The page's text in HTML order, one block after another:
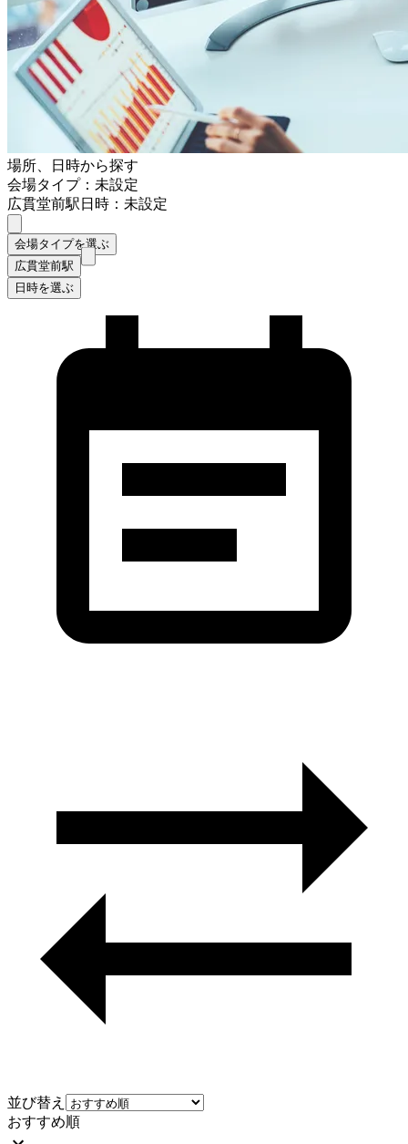
場所、日時から探す
会場タイプ：未設定
広貫堂前駅日時：未設定
会場タイプを選ぶ
広貫堂前駅
日時を選ぶ
並び替え
おすすめ順